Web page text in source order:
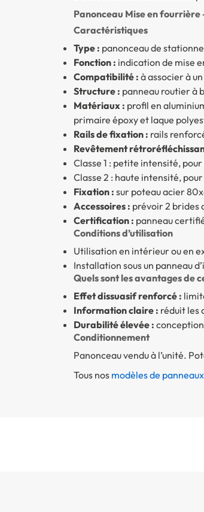
Panonceau Mise en fourrière
Caractéristiques
Type : panonceau de
Fonction : indication de mise
Compatibilité : à associer à
Structure : panneau routier à
Matériaux : profil en
primaire époxy et laque
Rails de fixation : rails
Revêtement
Classe 1 : petite intensité,
Classe 2 : haute intensité,
Fixation : sur poteau acier
Accessoires : prévoir 2 brides
Certification : panneau
Conditions d’utilisation
Utilisation en intérieur ou en
Installation sous un panneau
Quels sont les avantages de
Effet dissuasif renforcé :
Information claire : réduit les
Durabilité élevée :
Conditionnement
Panonceau vendu à l’unité.
Tous nos modèles de